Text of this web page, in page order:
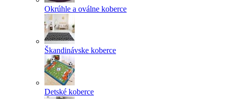
Okrúhle a oválne koberce
Škandinávske koberce
Detské koberce